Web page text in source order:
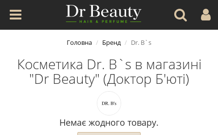
Головна Бренд Dr. B`s
Косметика Dr. B`s в магазині
"Dr Beauty" (Доктор Б'юті)
Немає жодного товару.